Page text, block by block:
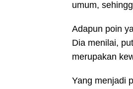
umum,
Adapun poin
Dia menilai,
merupakan
Yang menjadi